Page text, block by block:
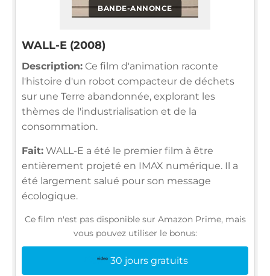
BANDE-ANNONCE
WALL-E (2008)
Description: Ce film d'animation raconte
l'histoire d'un robot compacteur de déchets
sur une Terre abandonnée, explorant les
thèmes de l'industrialisation et de la
consommation.
Fait: WALL-E a été le premier film à être
entièrement projeté en IMAX numérique. Il a
été largement salué pour son message
écologique.
Ce film n'est pas disponible sur Amazon Prime, mais
vous pouvez utiliser le bonus:
30 jours gratuits